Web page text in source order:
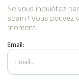
Ne vous inquiétez
spam ! Vous pouvez
moment.
Email: